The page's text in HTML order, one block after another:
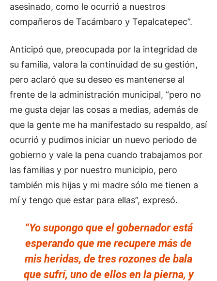
asesinado, como le ocurrió a nuestros
compañeros de Tacámbaro y Tepalcatepec”.
Anticipó que, preocupada por la integridad de
su familia, valora la continuidad de su gestión,
pero aclaró que su deseo es mantenerse al
frente de la administración municipal, “pero no
me gusta dejar las cosas a medias, además de
que la gente me ha manifestado su respaldo, así
ocurrió y pudimos iniciar un nuevo periodo de
gobierno y vale la pena cuando trabajamos por
las familias y por nuestro municipio, pero
también mis hijas y mi madre sólo me tienen a
mí y tengo que estar para ellas”, expresó.
“Yo supongo que el gobernador está
esperando que me recupere más de
mis heridas, de tres rozones de bala
que sufrí, uno de ellos en la pierna, y